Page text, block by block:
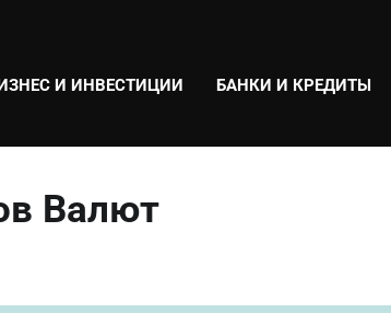
И ИНВЕСТИЦИИ БАНКИ И КРЕДИТЫ
Валют